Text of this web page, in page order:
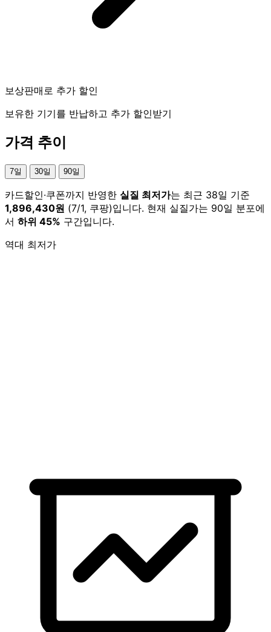
보상판매로 추가 할인
보유한 기기를 반납하고 추가 할인받기
가격 추이
7일 30일 90일
카드할인·쿠폰까지 반영한 실질 최저가는 최근 38일 기준
1,896,430원 (7/1, 쿠팡)입니다. 현재 실질가는 90일 분포에
서 하위 45% 구간입니다.
역대 최저가